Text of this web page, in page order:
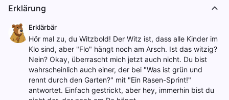
Erklärung
Erklärbär
Hör mal zu, du Witzbold! Der Witz ist, dass alle Kinder im
Klo sind, aber "Flo" hängt noch am Arsch. Ist das witzig?
Nein? Okay, überrascht mich jetzt auch nicht. Du bist
wahrscheinlich auch einer, der bei "Was ist grün und
rennt durch den Garten?" mit "Ein Rasen-Sprint!"
antwortet. Einfach gestrickt, aber hey, immerhin bist du